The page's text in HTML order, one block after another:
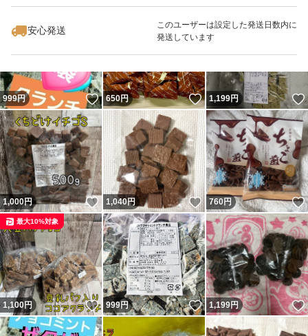
安心発送
このユーザーは設定した発送日数内に
発送しています
999円 いいね！
650円 いいね！
1,199円
1,000円 いいね！
1,040円 いいね！
760 円
1,100円 いいね！
最大10%対象
999円 いいね！
1,199円